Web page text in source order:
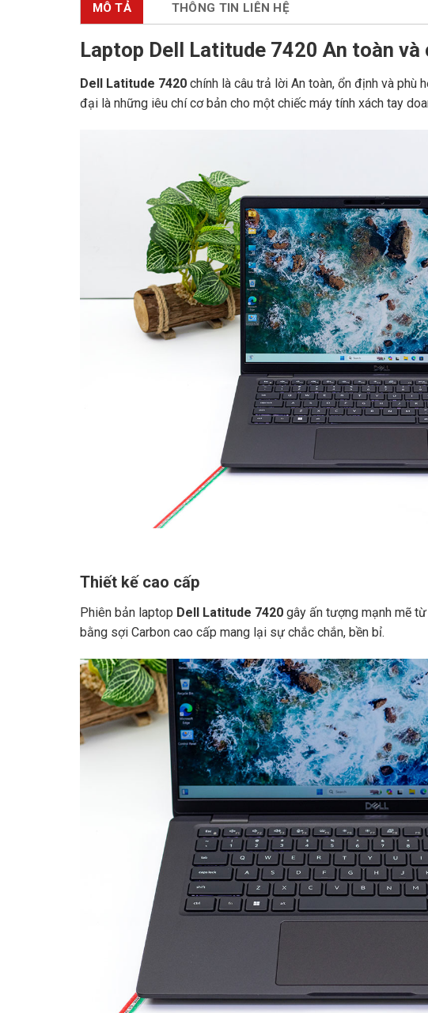
MÔ TẢ THÔNG TIN LIÊN HỆ
Laptop Dell Latitude 7420 An toàn và
Dell Latitude 7420chính là câu trả lời An toàn, ổn định và phù
đại là những iêu chí cơ bản cho một chiếc máy tính xách tay
Thiết kế cao cấp
Phiên bản laptop Dell Latitude 7420gây ấn tượng mạnh mẽ
bằng sợi Carbon cao cấp mang lại sự chắc chắn, bền bỉ.